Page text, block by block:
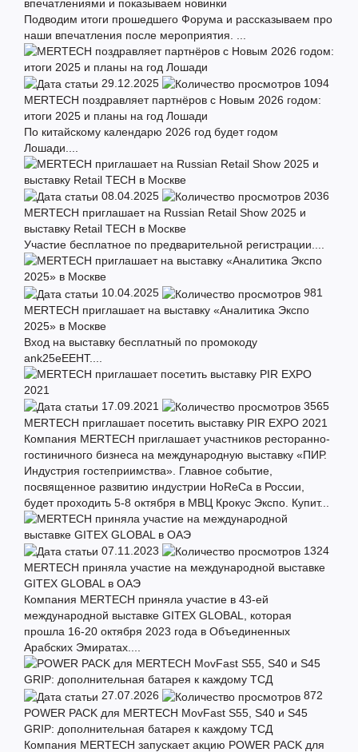
впечатлениями и показываем новинки
Подводим итоги прошедшего Форума и рассказываем про
наши впечатления после мероприятия. ...
29.12.2025
1094
MERTECH поздравляет партнёров с Новым 2026 годом:
итоги 2025 и планы на год Лошади
По китайскому календарю 2026 год будет годом
Лошади....
08.04.2025
2036
MERTECH приглашает на Russian Retail Show 2025 и
выставку Retail TECH в Москве
Участие бесплатное по предварительной регистрации....
10.04.2025
981
MERTECH приглашает на выставку «Аналитика Экспо
2025» в Москве
Вход на выставку бесплатный по промокоду
ank25eEEHT....
17.09.2021
3565
MERTECH приглашает посетить выставку PIR EXPO 2021
Компания MERTECH приглашает участников ресторанно-
гостиничного бизнеса на международную выставку «ПИР.
Индустрия гостеприимства». Главное событие,
посвященное развитию индустрии HoReCa в России,
будет проходить 5-8 октября в МВЦ Крокус Экспо. Купит...
07.11.2023
1324
MERTECH приняла участие на международной выставке
GITEX GLOBAL в ОАЭ
Компания MERTECH приняла участие в 43-ей
международной выставке GITEX GLOBAL, которая
прошла 16-20 октября 2023 года в Объединенных
Арабских Эмиратах....
27.07.2026
872
POWER PACK для MERTECH MovFast S55, S40 и S45
GRIP: дополнительная батарея к каждому ТСД
Компания MERTECH запускает акцию POWER PACK для